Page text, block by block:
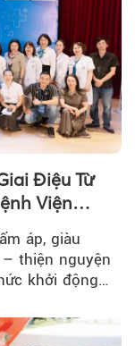
Điệu Từ
Viện
áp, giàu
thiện nguyện
khởi động